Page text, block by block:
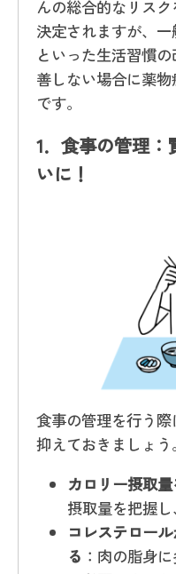
んの総合的なリス
決定されますが、
といった生活習慣
善しない場合に薬
です。
1．食事の管理
いに！
食事の管理を行う
抑えておきましょう。
カロリー摂取
摂取量を把握し
コレステロー
る ：肉の脂身